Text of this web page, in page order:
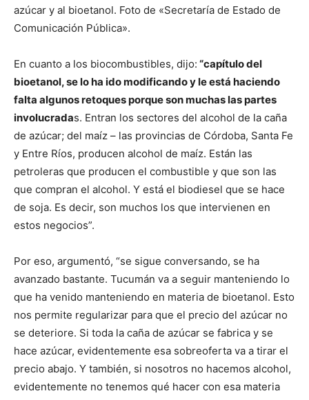
azúcar y al bioetanol. Foto de «Secretaría de Estado de
Comunicación Pública».
En cuanto a los biocombustibles, dijo: “capítulo del
bioetanol, se lo ha ido modificando y le está haciendo
falta algunos retoques porque son muchas las partes
involucradas. Entran los sectores del alcohol de la caña
de azúcar; del maíz – las provincias de Córdoba, Santa Fe
y Entre Ríos, producen alcohol de maíz. Están las
petroleras que producen el combustible y que son las
que compran el alcohol. Y está el biodiesel que se hace
de soja. Es decir, son muchos los que intervienen en
estos negocios”.
Por eso, argumentó, “se sigue conversando, se ha
avanzado bastante. Tucumán va a seguir manteniendo lo
que ha venido manteniendo en materia de bioetanol. Esto
nos permite regularizar para que el precio del azúcar no
se deteriore. Si toda la caña de azúcar se fabrica y se
hace azúcar, evidentemente esa sobreoferta va a tirar el
precio abajo. Y también, si nosotros no hacemos alcohol,
evidentemente no tenemos qué hacer con esa materia